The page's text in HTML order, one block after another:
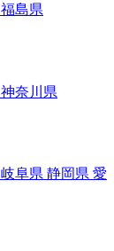
福島県
神奈川県
岐阜県 静岡県 愛